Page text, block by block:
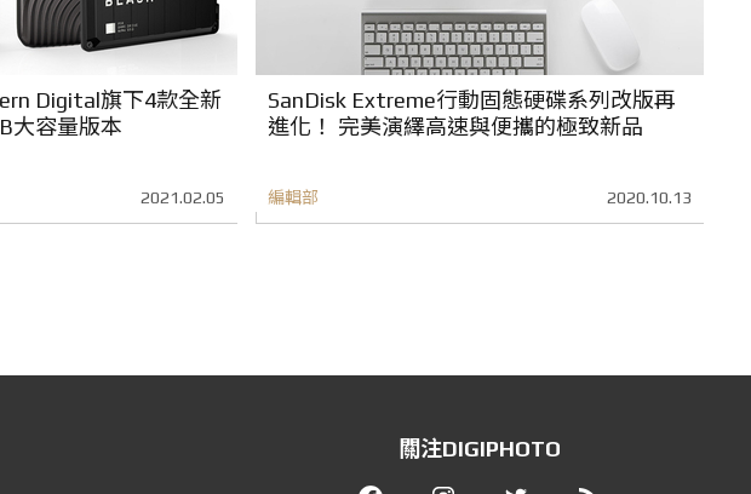
Digital旗下4款全新
大容量版本
2021.02.05
SanDisk Extreme行動固態硬碟系列改版再
進化！ 完美演繹高速與便攜的極致新品
編輯部 2020.10.13
關注DIGIPHOTO